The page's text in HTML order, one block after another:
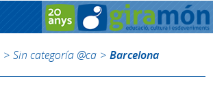
> Sin categoría @ca > Barcelona